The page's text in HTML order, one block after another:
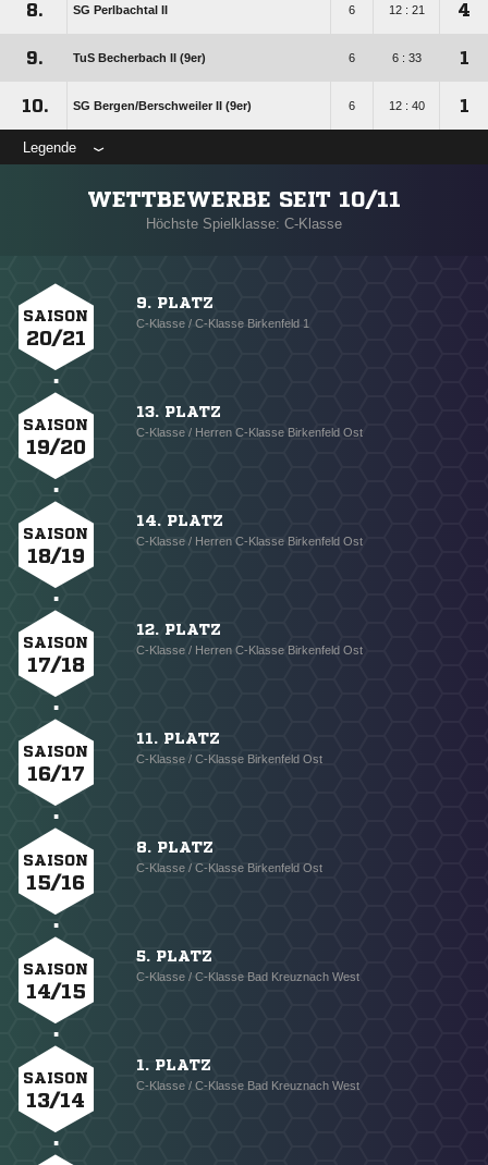
8. SG Perlbachtal II 6 12 : 21 4
9. TuS Becherbach II (9er) 6 6 : 33 1
10. SG Bergen/​Berschweiler II (9er) 6 12 : 40 1
Legende
WETTBEWERBE SEIT 10/11
Höchste Spielklasse: C-Klasse
SAISON
20/21
9. PLATZ
C-Klasse / C-Klasse Birkenfeld 1
SAISON
19/20
13. PLATZ
C-Klasse / Herren C-Klasse Birkenfeld Ost
SAISON
18/19
14. PLATZ
C-Klasse / Herren C-Klasse Birkenfeld Ost
SAISON
17/18
12. PLATZ
C-Klasse / Herren C-Klasse Birkenfeld Ost
SAISON
16/17
11. PLATZ
C-Klasse / C-Klasse Birkenfeld Ost
SAISON
15/16
8. PLATZ
C-Klasse / C-Klasse Birkenfeld Ost
SAISON
14/15
5. PLATZ
C-Klasse / C-Klasse Bad Kreuznach West
SAISON
13/14
1. PLATZ
C-Klasse / C-Klasse Bad Kreuznach West